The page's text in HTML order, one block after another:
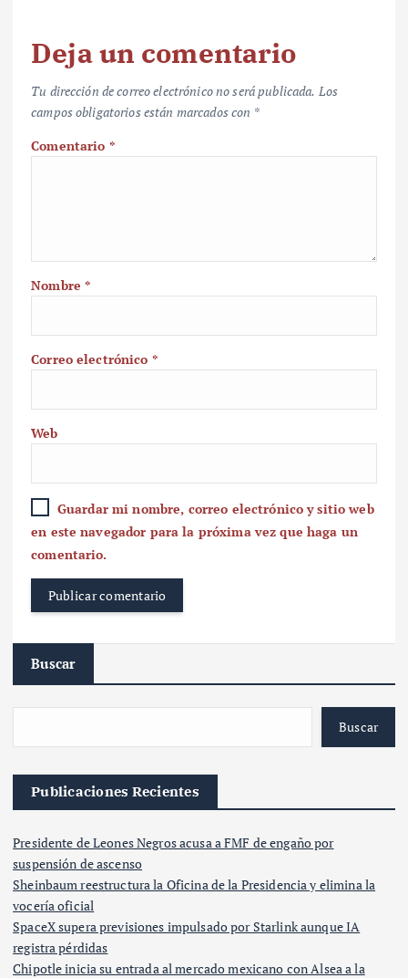
Deja un comentario
Tu dirección de correo electrónico no será publicada. Los
campos obligatorios están marcados con *
Comentario *
Nombre*
Correo electrónico *
Web
Guardar mi nombre, correo electrónico y sitio web
en este navegador para la próxima vez que haga un
comentario.
Buscar
Buscar
Publicaciones Recientes
Presidente de Leones Negros acusa a FMF de engaño por
suspensión de ascenso
Sheinbaum reestructura la Oficina de la Presidencia y elimina la
vocería oficial
SpaceX supera previsiones impulsado por Starlink aunque IA
registra pérdidas
Chipotle inicia su entrada al mercado mexicano con Alsea a la